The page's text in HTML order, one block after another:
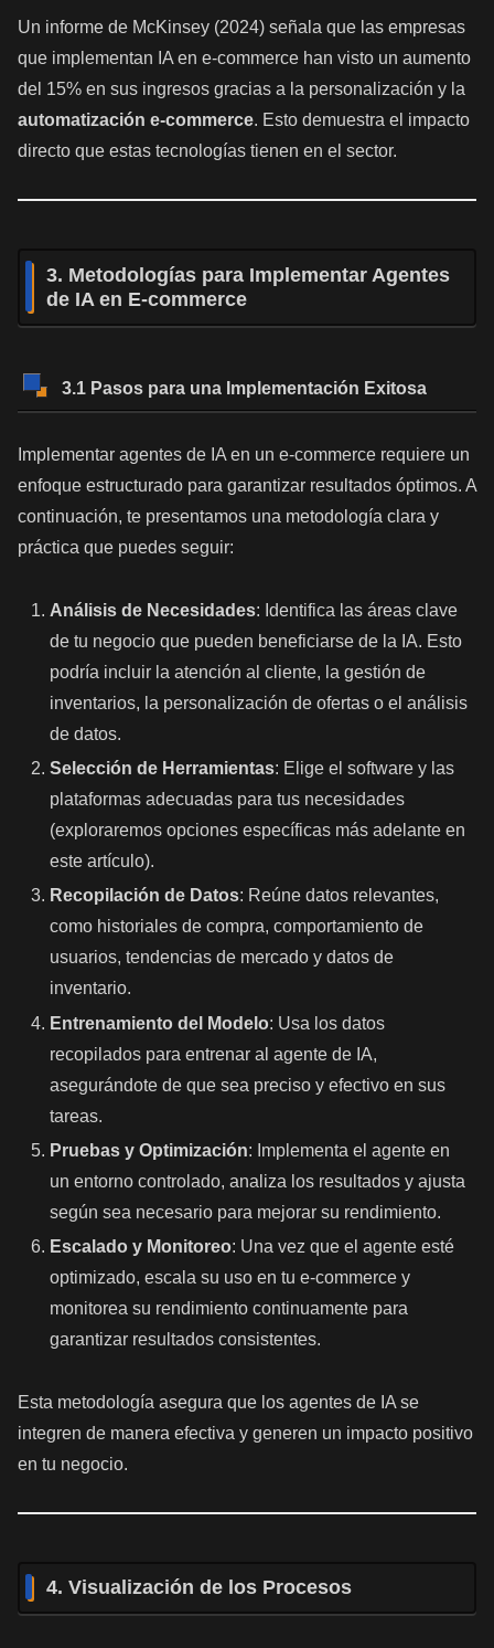
Un informe de McKinsey (2024) señala que las empresas
que implementan IA en e-commerce han visto un aumento
del 15% en sus ingresos gracias a la personalización y la
automatización e-commerce. Esto demuestra el impacto
directo que estas tecnologías tienen en el sector.
3. Metodologías para Implementar Agentes
de IA en E-commerce
3.1 Pasos para una Implementación Exitosa
Implementar agentes de IA en un e-commerce requiere un
enfoque estructurado para garantizar resultados óptimos. A
continuación, te presentamos una metodología clara y
práctica que puedes seguir:
Análisis de Necesidades: Identifica las áreas clave
de tu negocio que pueden beneficiarse de la IA. Esto
podría incluir la atención al cliente, la gestión de
inventarios, la personalización de ofertas o el análisis
de datos.
Selección de Herramientas: Elige el software y las
plataformas adecuadas para tus necesidades
(exploraremos opciones específicas más adelante en
este artículo).
Recopilación de Datos: Reúne datos relevantes,
como historiales de compra, comportamiento de
usuarios, tendencias de mercado y datos de
inventario.
Entrenamiento del Modelo: Usa los datos
recopilados para entrenar al agente de IA,
asegurándote de que sea preciso y efectivo en sus
tareas.
Pruebas y Optimización: Implementa el agente en
un entorno controlado, analiza los resultados y ajusta
según sea necesario para mejorar su rendimiento.
Escalado y Monitoreo: Una vez que el agente esté
optimizado, escala su uso en tu e-commerce y
monitorea su rendimiento continuamente para
garantizar resultados consistentes.
Esta metodología asegura que los agentes de IA se
integren de manera efectiva y generen un impacto positivo
en tu negocio.
4. Visualización de los Procesos